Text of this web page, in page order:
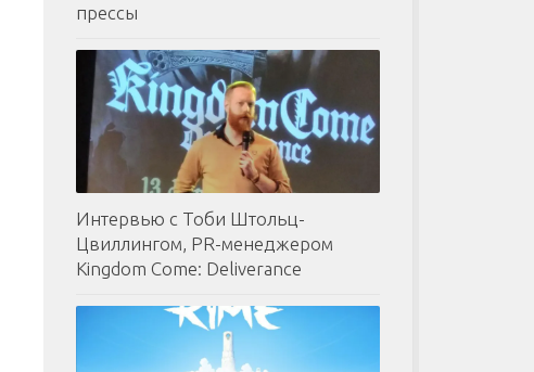
прессы
Интервью с Тоби Штольц-
Цвиллингом, PR-менеджером
Kingdom Come: Deliverance